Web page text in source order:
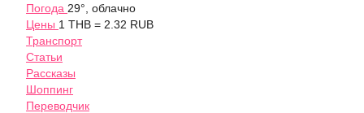
Погода 29°, облачно
Цены 1 THB = 2.32 RUB
Транспорт
Статьи
Рассказы
Шоппинг
Переводчик